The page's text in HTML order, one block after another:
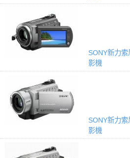
SONY新力
影機
SONY新力
影機